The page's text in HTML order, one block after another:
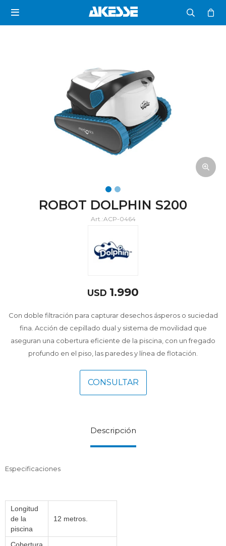

ROBOT DOLPHIN S200
ACP-0464
USD 1.990
Con doble filtración para capturar desechos ásperos o suciedad
fina. Acción de cepillado dual y sistema de movilidad que
aseguran una cobertura eficiente de la piscina, con un fregado
profundo en el piso, las paredes y línea de flotación.
CONSULTAR
Descripción
Especificaciones
Longitud
de la
piscina
12 metros.